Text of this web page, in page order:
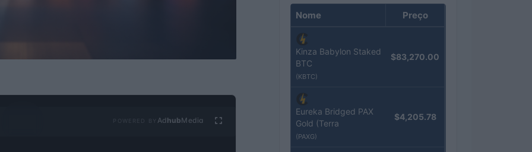
Ad hubMedia
Nome Preço
Kinza Babylon Staked
BTC
(KBTC)
$83,270.00
Eureka Bridged PAX
Gold (Terra
(PAXG)
$4,205.78